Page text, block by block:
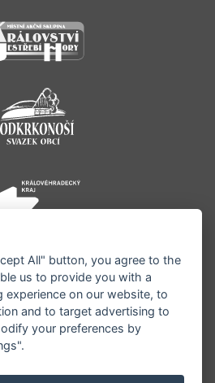
práva vyhrazena serveru
All" button, you agree to the
us to provide you with a
on our website, to
and to target advertising to
your preferences by